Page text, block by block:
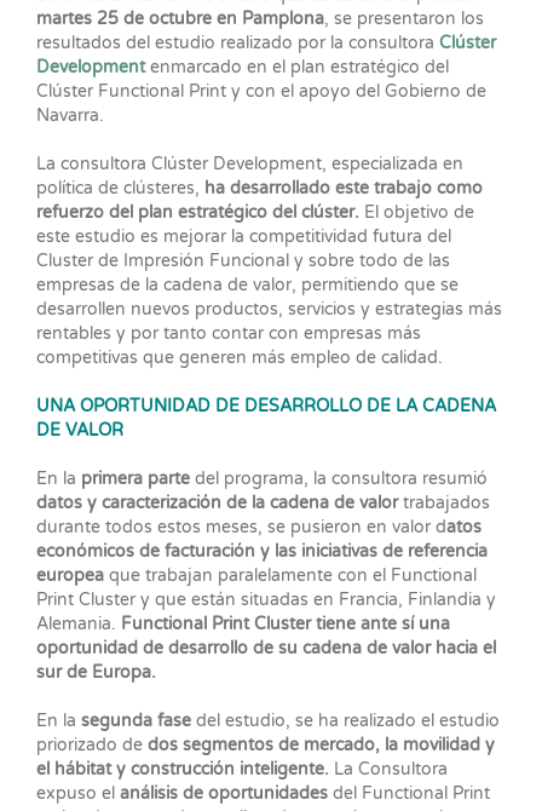
martes 25 de octubre en Pamplona, se presentaron los
resultados del estudio realizado por la consultora Clúster
Development enmarcado en el plan estratégico del
Clúster Functional Print y con el apoyo del Gobierno de
Navarra.
La consultora Clúster Development, especializada en
política de clústeres, ha desarrollado este trabajo como
refuerzo del plan estratégico del clúster. El objetivo de
este estudio es mejorar la competitividad futura del
Cluster de Impresión Funcional y sobre todo de las
empresas de la cadena de valor, permitiendo que se
desarrollen nuevos productos, servicios y estrategias más
rentables y por tanto contar con empresas más
competitivas que generen más empleo de calidad.
UNA OPORTUNIDAD DE DESARROLLO DE LA CADENA
DE VALOR
En la primera parte del programa, la consultora resumió
datos y caracterización de la cadena de valortrabajados
durante todos estos meses, se pusieron en valor datos
económicos de facturación y las iniciativas de referencia
europea que trabajan paralelamente con el Functional
Print Cluster y que están situadas en Francia, Finlandia y
Alemania. Functional Print Cluster tiene ante sí una
oportunidad de desarrollo de su cadena de valor hacia el
sur de Europa.
En la segunda fase del estudio, se ha realizado el estudio
priorizado de dos segmentos de mercado, la movilidad y
el hábitat y construcción inteligente. La Consultora
expuso el análisis de oportunidades del Functional Print